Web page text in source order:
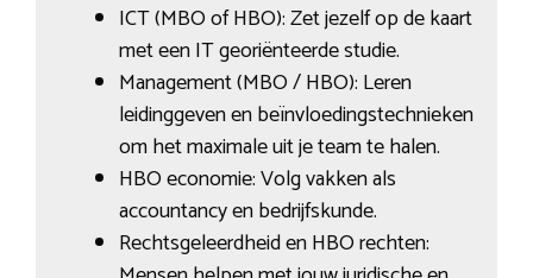
ICT (MBO of HBO): Zet jezelf op de kaart
met een IT georiënteerde studie.
Management (MBO / HBO): Leren
leidinggeven en beïnvloedingstechnieken
om het maximale uit je team te halen.
HBO economie: Volg vakken als
accountancy en bedrijfskunde.
Rechtsgeleerdheid en HBO rechten: